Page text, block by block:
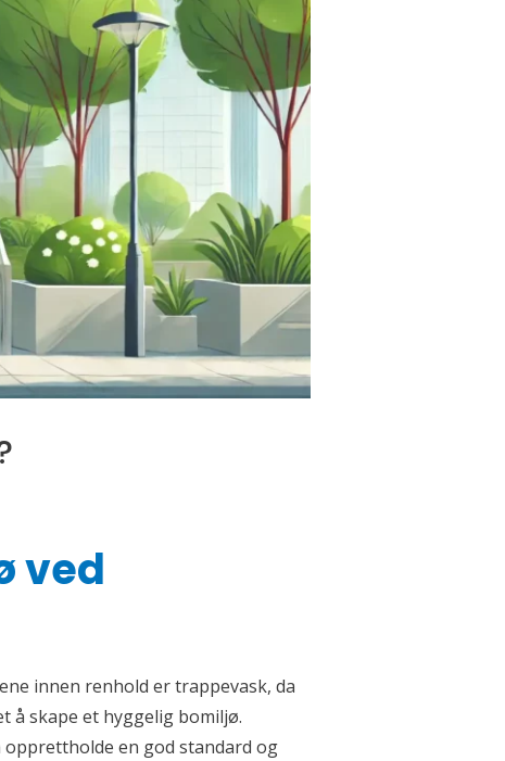
ved
innen renhold er trappevask, da
å skape et hyggelig bomiljø.
en god standard og